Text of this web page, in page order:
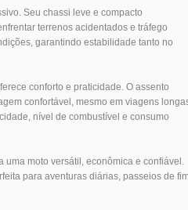
Seu chassi leve e compacto
terrenos acidentados e tráfego
garantindo estabilidade tanto no
conforto e praticidade. O assento
confortável, mesmo em viagens
nível de combustível e consumo
uma moto versátil, econômica e confiável.
para aventuras diárias, passeios de